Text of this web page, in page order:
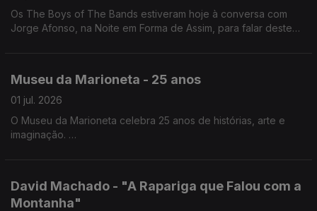
Os The Boys of The Bands estiveram hoje à conversa com
Jorge Afonso, na Noite em Forma de Assim, para falar deste
Museu da Marioneta - 25 anos
01 jul. 2026
O Museu da Marioneta celebra 25 anos de histórias, arte e
imaginação.
David Machado - "A Rapariga que Falou com a
Montanha"